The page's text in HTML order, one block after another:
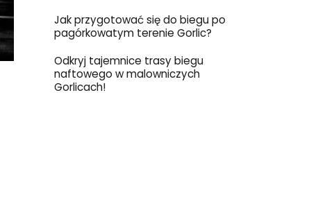
Jak przygotować się do biegu po
pagórkowatym terenie Gorlic?
Odkryj tajemnice trasy biegu
naftowego w malowniczych
Gorlicach!